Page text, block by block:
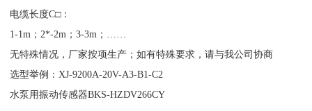
电缆长度C□：
1-1m；2*-2m；3-3m；……
无特殊情况，厂家按项生产；如有特殊要求，请与我公司协商
选型举例：XJ-9200A-20V-A3-B1-C2
水泵用振动传感器BKS-HZDV266CY